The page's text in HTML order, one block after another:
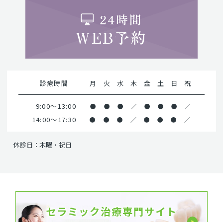
24時間
WEB予約
診療時間 月 火 水 木 金 土 日 祝
9:00～13:00 ● ● ● ／ ● ● ● ／
14:00～17:30 ● ● ● ／ ● ● ● ／
休診日：木曜・祝日
セラミック治療専門サイト